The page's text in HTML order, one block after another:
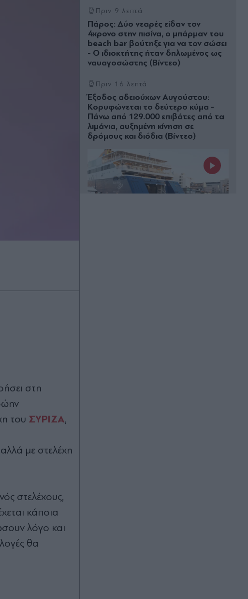
στη
του ΣΥΡΙΖΑ,
με στελέχη
στελέχους,
κάποια
λόγο και
θα
Πριν 9 λεπτά
Πάρος: Δύο νεαρές είδαν τον
4χρονο στην πισίνα, ο μπάρμαν του
beach bar βούτηξε για να τον σώσει
- Ο ιδιοκτήτης ήταν δηλωμένος ως
ναυαγοσώστης (Βίντεο)
Πριν 16 λεπτά
Έξοδος αδειούχων Αυγούστου:
Κορυφώνεται το δεύτερο κύμα -
Πάνω από 129.000 επιβάτες από τα
λιμάνια, αυξημένη κίνηση σε
δρόμους και διόδια (Βίντεο)